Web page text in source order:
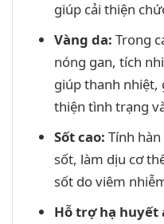
giúp cải thiện
Vàng da: Trong
nóng gan, tích
giúp thanh nhiệt,
thiện tình trạng
Sốt cao: Tính hàn
sốt, làm dịu cơ
sốt do viêm
Hỗ trợ hạ huyết